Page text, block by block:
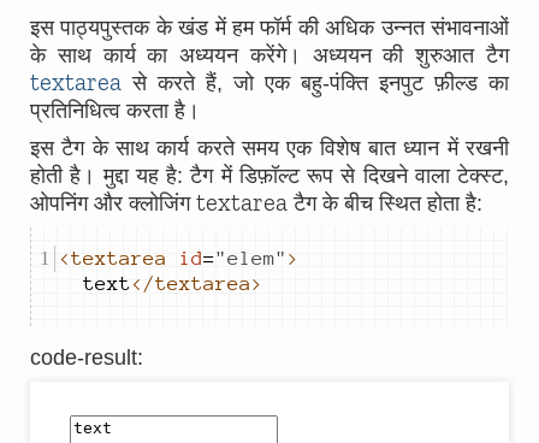
इस पाठ्यपुस्तक के खंड में हम फॉर्म की अधिक उन्नत संभावनाओं
के साथ कार्य का अध्ययन करेंगे। अध्ययन की शुरुआत टैग
textarea से करते हैं, जो एक बहु-पंक्ति इनपुट फ़ील्ड का
प्रतिनिधित्व करता है।
इस टैग के साथ कार्य करते समय एक विशेष बात ध्यान में रखनी
होती है। मुद्दा यह है: टैग में डिफ़ॉल्ट रूप से दिखने वाला टेक्स्ट,
ओपनिंग और क्लोजिंग textarea टैग के बीच स्थित होता है:
<textarea id="elem" >
text</textarea>
code-result: